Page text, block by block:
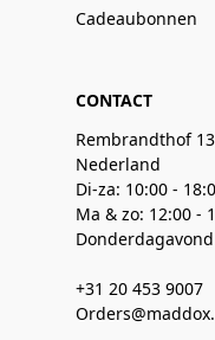
Cadeaubonnen
CONTACT
Rembrandthof
Nederland
Di-za: 10:00 -
Ma & zo: 12:00 -
+31 20 453 9007